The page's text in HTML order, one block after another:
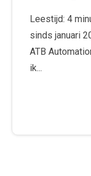
Leestijd: 4
sinds januari
ATB
ik...